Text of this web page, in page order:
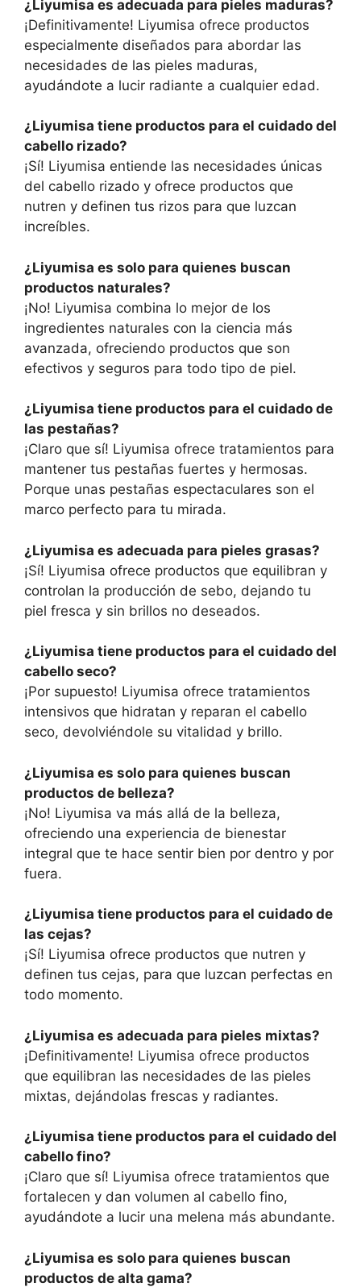
¿Liyumisa es adecuada para pieles maduras?
¡Definitivamente! Liyumisa ofrece productos
especialmente diseñados para abordar las
necesidades de las pieles maduras,
ayudándote a lucir radiante a cualquier edad.
¿Liyumisa tiene productos para el cuidado del
cabello rizado?
¡Sí! Liyumisa entiende las necesidades únicas
del cabello rizado y ofrece productos que
nutren y definen tus rizos para que luzcan
increíbles.
¿Liyumisa es solo para quienes buscan
productos naturales?
¡No! Liyumisa combina lo mejor de los
ingredientes naturales con la ciencia más
avanzada, ofreciendo productos que son
efectivos y seguros para todo tipo de piel.
¿Liyumisa tiene productos para el cuidado de
las pestañas?
¡Claro que sí! Liyumisa ofrece tratamientos para
mantener tus pestañas fuertes y hermosas.
Porque unas pestañas espectaculares son el
marco perfecto para tu mirada.
¿Liyumisa es adecuada para pieles grasas?
¡Sí! Liyumisa ofrece productos que equilibran y
controlan la producción de sebo, dejando tu
piel fresca y sin brillos no deseados.
¿Liyumisa tiene productos para el cuidado del
cabello seco?
¡Por supuesto! Liyumisa ofrece tratamientos
intensivos que hidratan y reparan el cabello
seco, devolviéndole su vitalidad y brillo.
¿Liyumisa es solo para quienes buscan
productos de belleza?
¡No! Liyumisa va más allá de la belleza,
ofreciendo una experiencia de bienestar
integral que te hace sentir bien por dentro y por
fuera.
¿Liyumisa tiene productos para el cuidado de
las cejas?
¡Sí! Liyumisa ofrece productos que nutren y
definen tus cejas, para que luzcan perfectas en
todo momento.
¿Liyumisa es adecuada para pieles mixtas?
¡Definitivamente! Liyumisa ofrece productos
que equilibran las necesidades de las pieles
mixtas, dejándolas frescas y radiantes.
¿Liyumisa tiene productos para el cuidado del
cabello fino?
¡Claro que sí! Liyumisa ofrece tratamientos que
fortalecen y dan volumen al cabello fino,
ayudándote a lucir una melena más abundante.
¿Liyumisa es solo para quienes buscan
productos de alta gama?